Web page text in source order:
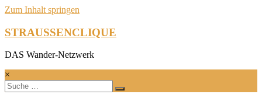
Zum Inhalt springen
STRAUSSENCLIQUE
DAS Wander-Netzwerk
×